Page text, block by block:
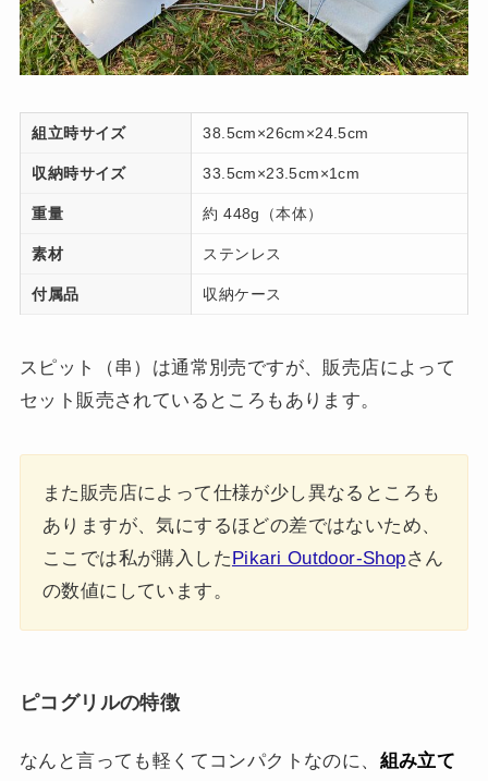
組立時サイズ 38.5cm×26cm×24.5cm
収納時サイズ 33.5cm×23.5cm×1cm
重量 約 448g（本体）
素材 ステンレス
付属品 収納ケース
スピット（串）は通常別売ですが、販売店によって
セット販売されているところもあります。
また販売店によって仕様が少し異なるところも
ありますが、気にするほどの差ではないため、
ここでは私が購入した Pikari Outdoor-Shopさん
の数値にしています。
ピコグリルの特徴
なんと言っても軽くてコンパクトなのに、 組み立て